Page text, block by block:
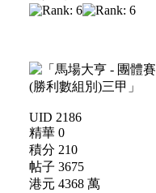
UID 2186
精華 0
積分 210
帖子 3675
港元 4368 萬